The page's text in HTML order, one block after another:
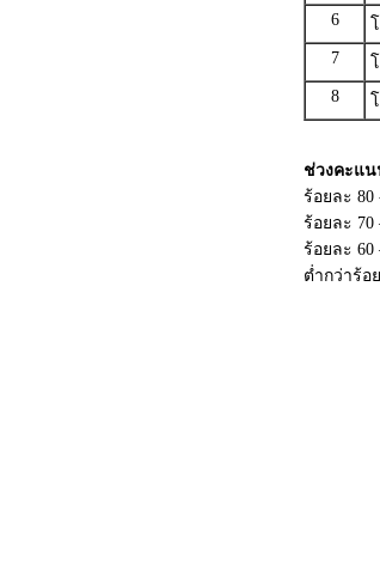
6
7
8
ช่วงคะแ
ร้อยละ 80
ร้อยละ
ร้อยละ
ต่ำกว่าร้อ